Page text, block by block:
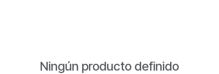
Ningún producto definido